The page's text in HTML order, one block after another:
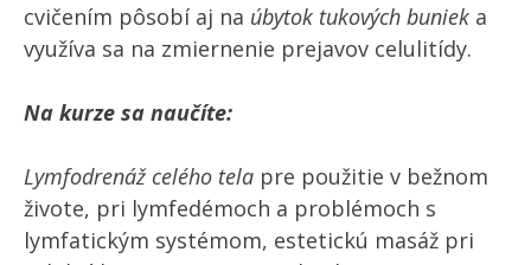
cvičením pôsobí aj na úbytok tukových buniek a
využíva sa na zmiernenie prejavov celulitídy.
Na kurze sa naučíte:
Lymfodrenáž celého tela pre použitie v bežnom
živote, pri lymfedémoch a problémoch s
lymfatickým systémom, estetickú masáž pri